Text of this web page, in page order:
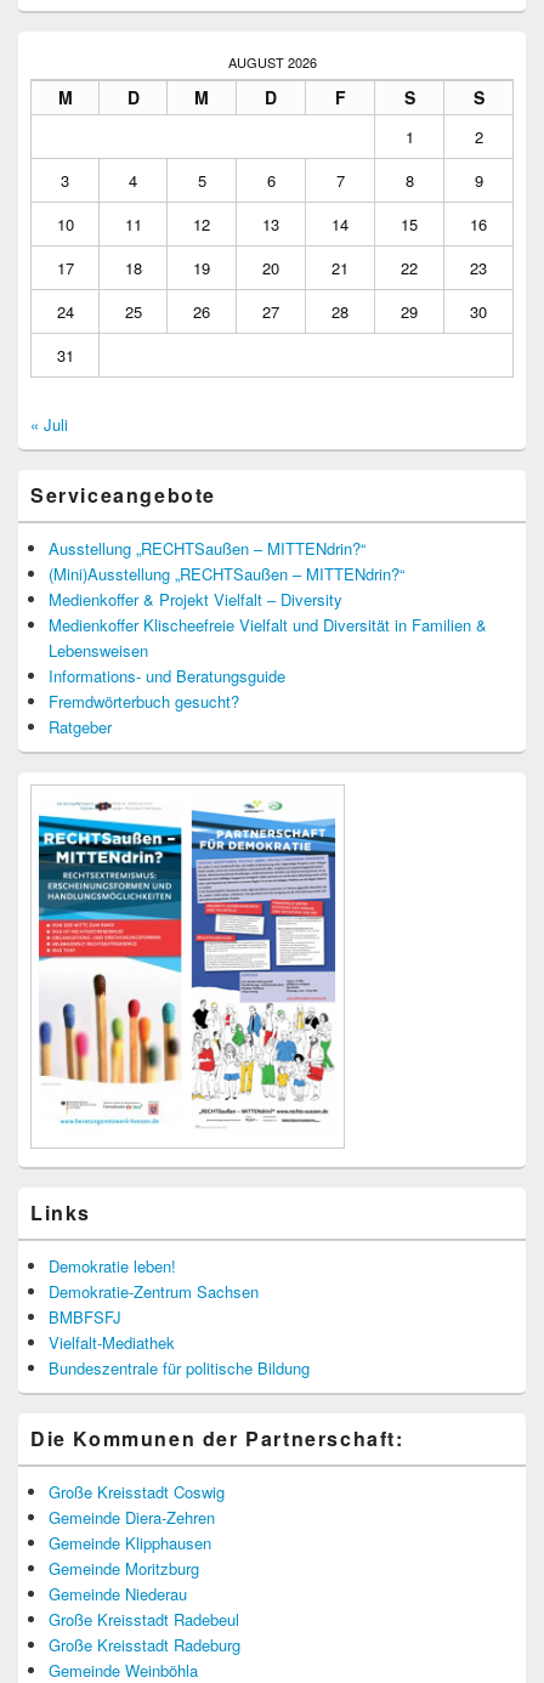
AUGUST 2026
M D M D F S S
1
2
3
4 5 6 7 8
9
10
11 12 13 14 15
16
17
18 19 20 21 22
23
24
25 26 27 28 29
30
31
« Juli
Serviceangebote
Ausstellung „RECHTSaußen – MITTENdrin?“
(Mini)Ausstellung „RECHTSaußen – MITTENdrin?“
Medienkoffer & Projekt Vielfalt – Diversity
Medienkoffer Klischeefreie Vielfalt und Diversität in Familien &
Lebensweisen
Informations- und Beratungsguide
Fremdwörterbuch gesucht?
Ratgeber
Links
Demokratie leben!
Demokratie-Zentrum Sachsen
BMBFSFJ
Vielfalt-Mediathek
Bundeszentrale für politische Bildung
Die Kommunen der Partnerschaft:
Große Kreisstadt Coswig
Gemeinde Diera-Zehren
Gemeinde Klipphausen
Gemeinde Moritzburg
Gemeinde Niederau
Große Kreisstadt Radebeul
Große Kreisstadt Radeburg
Gemeinde Weinböhla